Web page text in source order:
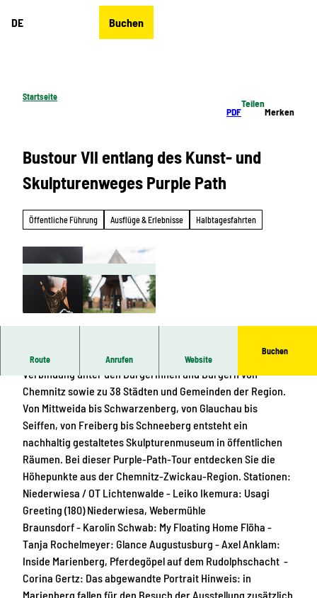
DE Buchen
Startseite
PDF
Teilen
Merken
Bustour VII entlang des Kunst- und
Skulpturenweges Purple Path
Öffentliche Führung Ausflüge & Erlebnisse Halbtagesfahrten
Route Anrufen Website
Buchen
Der Kunst- und Skulpturenweg PURPLE PATH schafft
Verbindung unter den Bürgerinnen und Bürgern von
Chemnitz sowie zu 38 Städten und Gemeinden der Region.
Von Mittweida bis Schwarzenberg, von Glauchau bis
Seiffen, von Freiberg bis Schneeberg entsteht ein
nachhaltig gestaltetes Skulpturenmuseum in öffentlichen
Räumen. Bei dieser Purple-Path-Tour entdecken Sie die
Höhepunkte aus der Chemnitz-Zwickau-Region. Stationen:
Niederwiesa / OT Lichtenwalde - Leiko Ikemura: Usagi
Greeting (180) Niederwiesa, Webermühle
Braunsdorf - Karolin Schwab: My Floating Home Flöha -
Tanja Rochelmeyer: Glance Augustusburg - Axel Anklam:
Inside Marienberg, Pferdegöpel auf dem Rudolphschacht -
Corina Gertz: Das abgewandte Portrait Hinweis: in
Marienberg fallen für den Besuch der Ausstellung zusätzlich